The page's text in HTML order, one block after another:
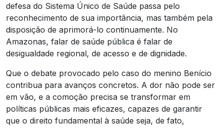
defesa do Sistema Único de Saúde passa pelo
reconhecimento de sua importância, mas também pela
disposição de aprimorá-lo continuamente. No
Amazonas, falar de saúde pública é falar de
desigualdade regional, de acesso e de dignidade.
Que o debate provocado pelo caso do menino Benício
contribua para avanços concretos. A dor não pode ser
em vão, e a comoção precisa se transformar em
políticas públicas mais eficazes, capazes de garantir
que o direito fundamental à saúde seja, de fato,